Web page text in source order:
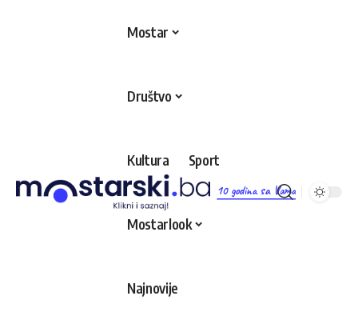
10 godina sa Vama
Mostar
Društvo
Kultura Sport
Mostarlook
Najnovije